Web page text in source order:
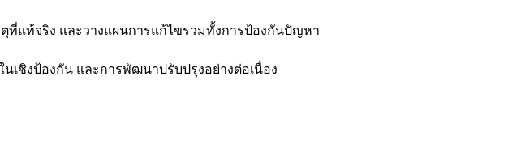
ท้จริง และวางแผนการแก้ไขรวมทั้งการป้องกันปัญหา
งป้องกัน และการพัฒนาปรับปรุงอย่างต่อเนื่อง